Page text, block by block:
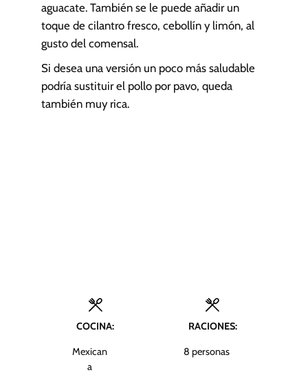
aguacate. También se le puede añadir un
toque de cilantro fresco, cebollín y limón, al
gusto del comensal.
Si desea una versión un poco más saludable
podría sustituir el pollo por pavo, queda
también muy rica.
COCINA:
Mexican
a
RACIONES:
8 personas